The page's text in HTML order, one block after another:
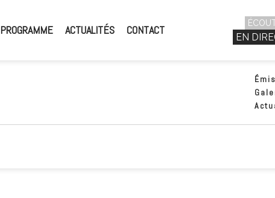
PROGRAMME ACTUALITÉS CONTACT EN